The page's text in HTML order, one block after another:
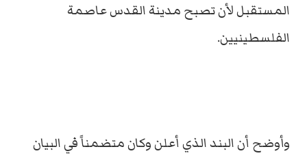
المستقبل لأن تصبح مدينة القدس عاصمة
الفلسطينيين.
وأوضح أن البند الذي أعلن وكان متضمناً في البيان